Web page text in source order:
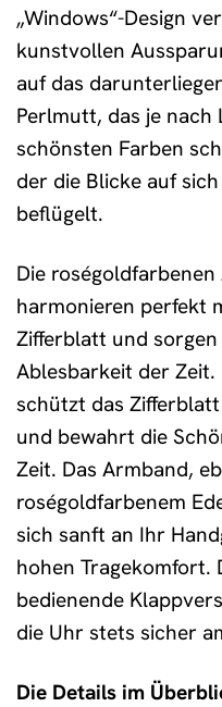
„Windows“-Design
kunstvollen
auf das
Perlmutt, das je nach
schönsten Farben
der die Blicke auf
beflügelt.
Die
harmonieren perfekt
Zifferblatt und
Ablesbarkeit der
schützt das
und bewahrt die
Zeit. Das Armband,
roségoldfarbenem
sich sanft an Ihr
hohen Tragekomfort.
bedienende
die Uhr stets sicher
Die Details im